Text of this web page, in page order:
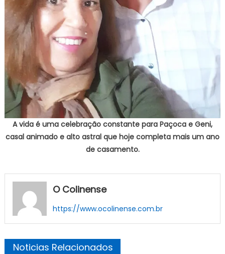
A vida é uma celebração constante para Paçoca e Geni,
casal animado e alto astral que hoje completa mais um ano
de casamento.
O Colinense
https://www.ocolinense.com.br
Noticias Relacionados